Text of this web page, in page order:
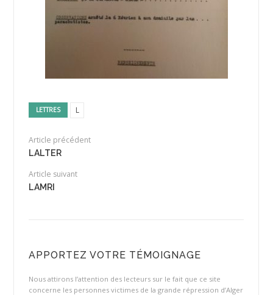
LETTRES L
Article précédent
LALTER
Article suivant
LAMRI
APPORTEZ VOTRE TÉMOIGNAGE
Nous attirons l’attention des lecteurs sur le fait que ce site
concerne les personnes victimes de la grande répression d’Alger